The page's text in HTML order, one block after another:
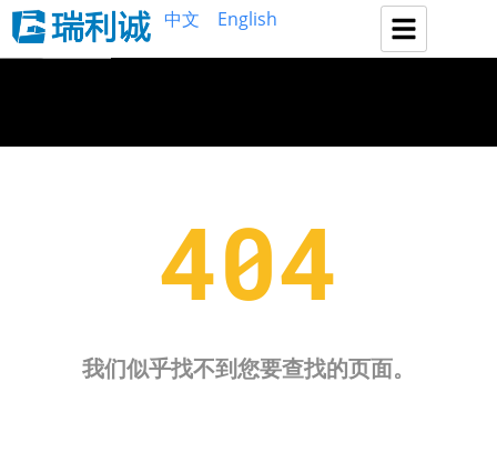
中文 English
404
我们似乎找不到您要查找的页面。